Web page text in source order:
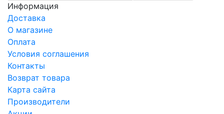
Информация
Доставка
О магазине
Оплата
Условия соглашения
Контакты
Возврат товара
Карта сайта
Производители